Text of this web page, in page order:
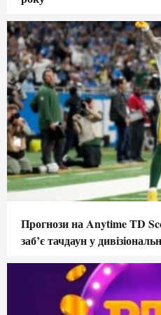
Прогнози на Anytime TD
заб’є тачдаун у